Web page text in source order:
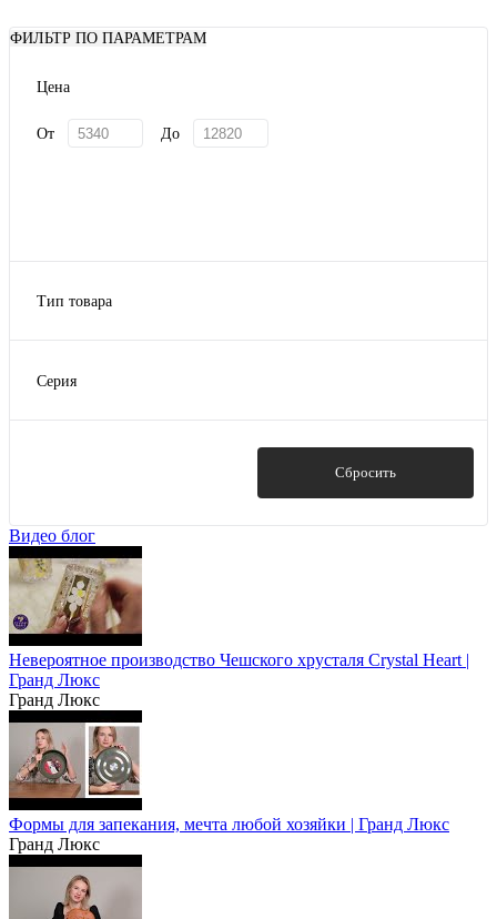
ФИЛЬТР ПО ПАРАМЕТРАМ
Цена
От До
Тип товара
Кофейные пары
Серия
Сбросить
Видео блог
Невероятное производство Чешского хрусталя Crystal Heart |
Гранд Люкс
Гранд Люкс
Формы для запекания, мечта любой хозяйки | Гранд Люкс
Гранд Люкс